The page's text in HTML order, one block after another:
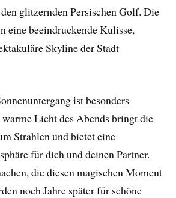
glitzernden Persischen Golf. Die
eine beeindruckende Kulisse,
Skyline der Stadt
ist besonders
Licht des Abends bringt die
Strahlen und bietet eine
für dich und deinen Partner.
die diesen magischen Moment
noch Jahre später für schöne